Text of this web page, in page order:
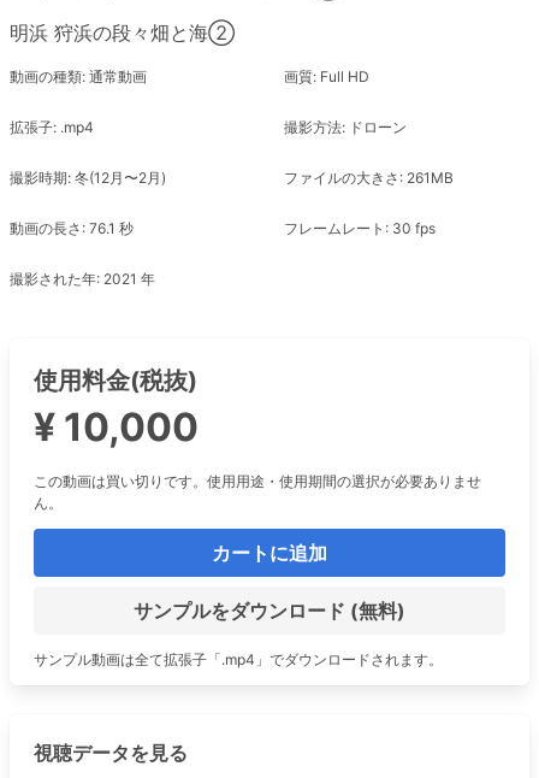
明浜 狩浜の段々畑と海②
動画の種類: 通常動画 画質: Full HD
拡張子: .mp4 撮影方法: ドローン
撮影時期: 冬(12月〜2月) ファイルの大きさ: 261MB
動画の長さ: 76.1 秒 フレームレート: 30 fps
撮影された年: 2021 年
使用料金(税抜)
¥ 10,000
この動画は買い切りです。使用用途・使用期間の選択が必要ありませ
ん。
カートに追加
サンプルをダウンロード (無料)
サンプル動画は全て拡張子「.mp4」でダウンロードされます。
視聴データを見る